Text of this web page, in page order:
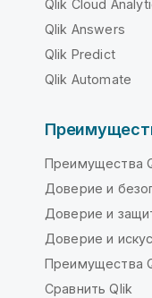
Qlik Cloud
Qlik Answers
Qlik Predict
Qlik Automate
Преимущества
Доверие и
Доверие и
Доверие и
Преимущества
Сравнить Qlik